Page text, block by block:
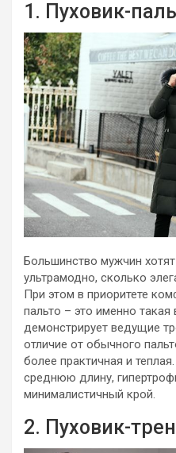
1. Пуховик-
Большинство мужчин
ультрамодно, сколько
При этом в приоритете
пальто – это именно
демонстрирует ведущие
отличие от обычного
более практичная и
среднюю длину,
минималистичный крой.
2. Пуховик-